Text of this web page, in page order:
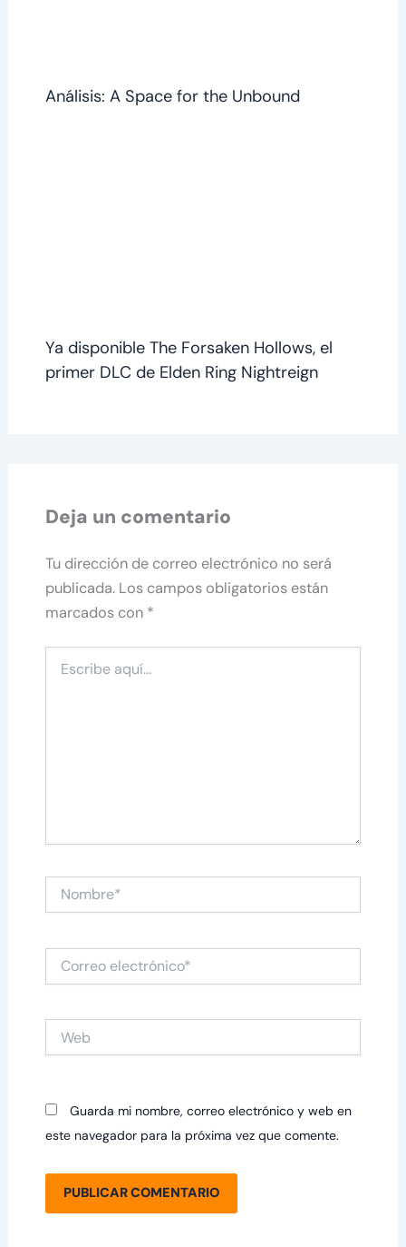
Análisis: A Space for the Unbound
Ya disponible The Forsaken Hollows, el
primer DLC de Elden Ring Nightreign
Deja un comentario
Tu dirección de correo electrónico no será
publicada. Los campos obligatorios están
marcados con *
aquí...
Nombre*
electrónico*
Guarda mi nombre, correo electrónico y web en
este navegador para la próxima vez que comente.